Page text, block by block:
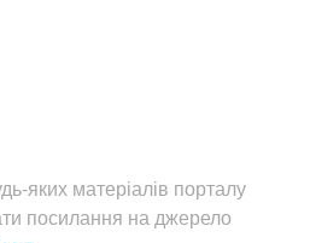
яких матеріалів порталу
посилання на джерело